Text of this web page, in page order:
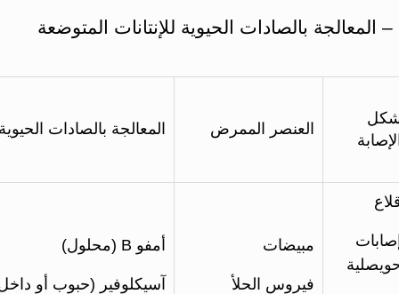
العنصر الممرض المعالجة بالصادات الحيوية
مبيضات
فيروس الحلأ
أمفو B (محلول)
آسيكلوفير (حبوب أو داخل